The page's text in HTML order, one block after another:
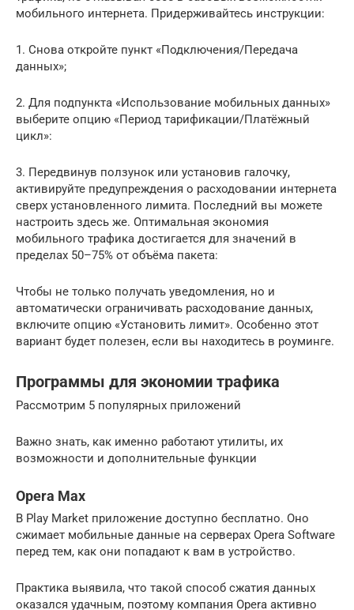
мобильного интернета. Придерживайтесь инструкции:
1. Снова откройте пункт «Подключения/Передача
данных»;
2. Для подпункта «Использование мобильных данных»
выберите опцию «Период тарификации/Платёжный
цикл»:
3. Передвинув ползунок или установив галочку,
активируйте предупреждения о расходовании интернета
сверх установленного лимита. Последний вы можете
настроить здесь же. Оптимальная экономия
мобильного трафика достигается для значений в
пределах 50–75% от объёма пакета:
Чтобы не только получать уведомления, но и
автоматически ограничивать расходование данных,
включите опцию «Установить лимит». Особенно этот
вариант будет полезен, если вы находитесь в роуминге.
Программы для экономии трафика
Рассмотрим 5 популярных приложений
Важно знать, как именно работают утилиты, их
возможности и дополнительные функции
Opera Max
В Play Market приложение доступно бесплатно. Оно
сжимает мобильные данные на серверах Opera Software
перед тем, как они попадают к вам в устройство.
Практика выявила, что такой способ сжатия данных
оказался удачным, поэтому компания Opera активно